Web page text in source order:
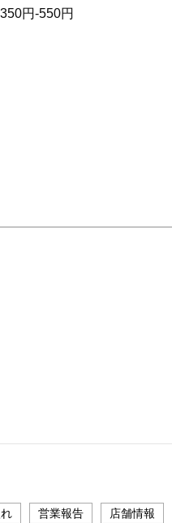
円-550円
営業報告 店舗情報